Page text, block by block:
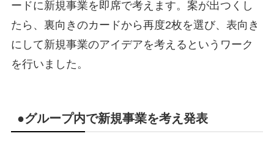
ードに新規事業を即席で考えます。案が出つくし
たら、裏向きのカードから再度2枚を選び、表向き
にして新規事業のアイデアを考えるというワーク
を行いました。
●グループ内で新規事業を考え発表